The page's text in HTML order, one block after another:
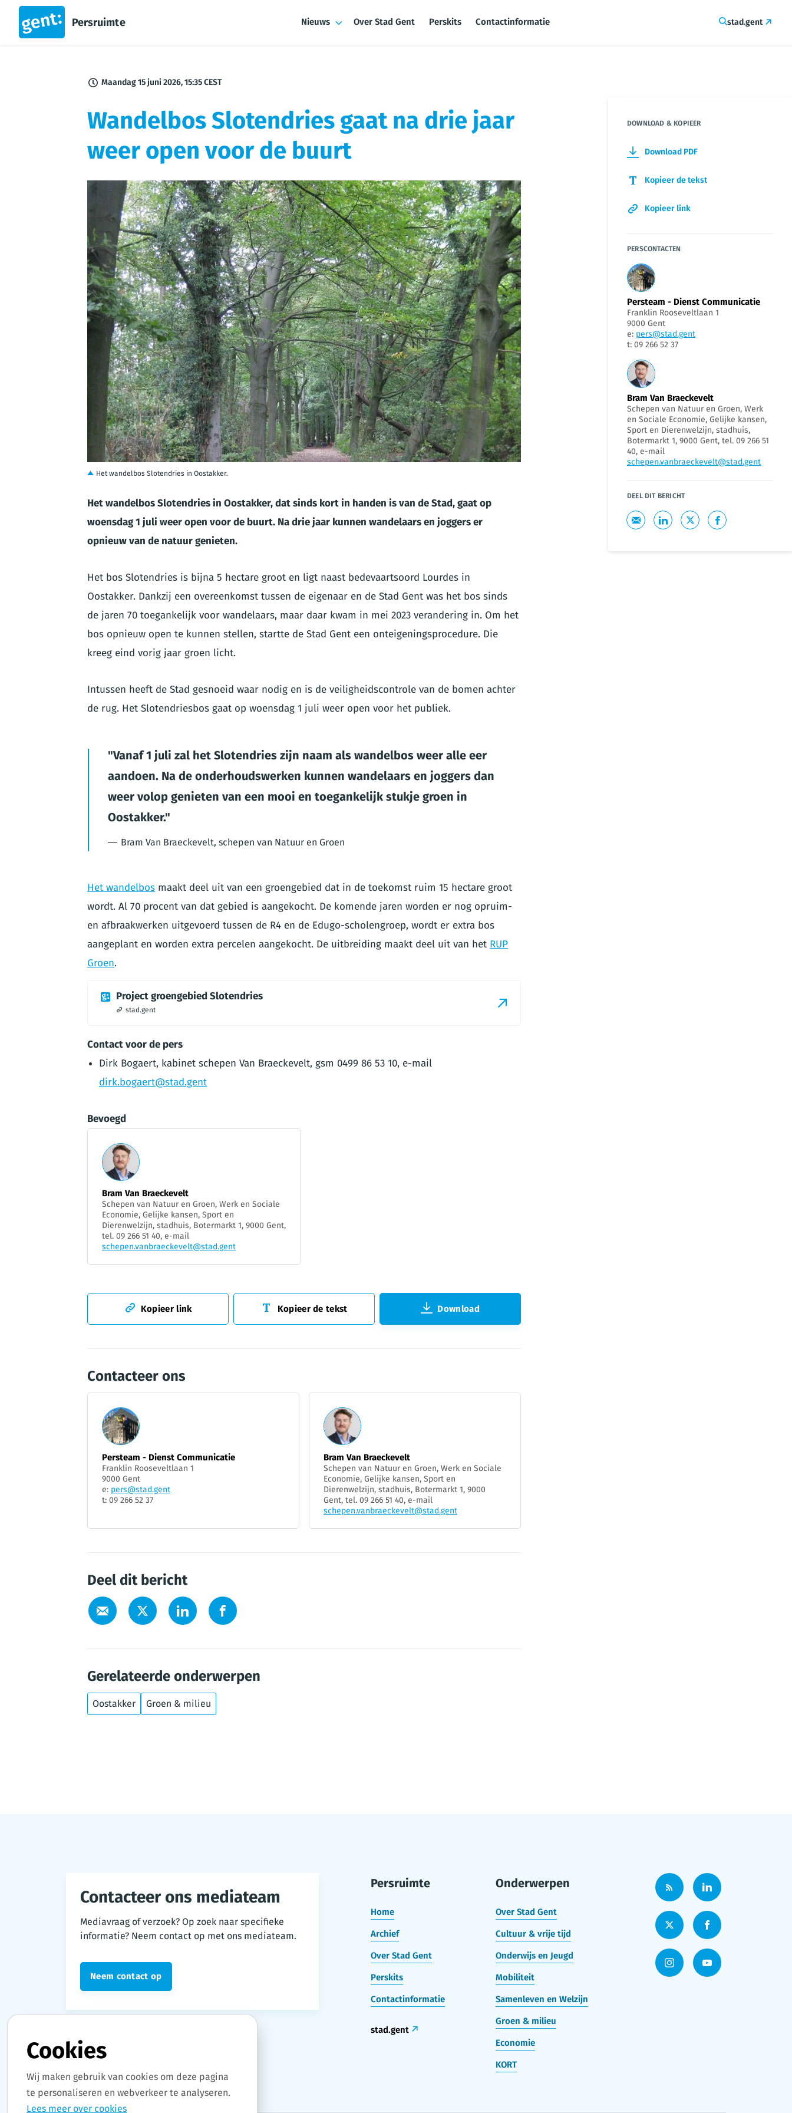
Persruimte Nieuws Over Stad Gent Perskits Contactinformatie stad.gent
Maandag 15 juni 2026, 15:35 CEST
Wandelbos Slotendries gaat na drie jaar
weer open voor de buurt
JPG
Het wandelbos Slotendries in Oostakker.
Het wandelbos Slotendries in Oostakker, dat sinds kort in handen is van de Stad,gaat op
woensdag 1 juli weer open voor de buurt. Na drie jaar kunnen wandelaars en joggers er
opnieuw van de natuur genieten.
Het bos Slotendries is bijna 5 hectare groot en ligt naast bedevaartsoord Lourdes in
Oostakker. Dankzij een overeenkomst tussen de eigenaar en de Stad Gent was het bos sinds
de jaren 70 toegankelijk voor wandelaars, maar daar kwam in mei 2023 verandering in. Om het
bos opnieuw open te kunnen stellen, startte de Stad Gent een onteigeningsprocedure. Die
kreeg eind vorig jaar groen licht.
Intussen heeft de Stad gesnoeid waar nodig en is de veiligheidscontrole van de bomen achter
de rug. Het Slotendriesbos gaat op woensdag 1 juli weer open voor het publiek.
Vanaf 1 juli zal het Slotendries zijn naam als wandelbos weer alle eer
aandoen. Na de onderhoudswerken kunnen wandelaars en joggers dan
weer volop genieten van een mooi en toegankelijk stukje groen in
Oostakker.
Bram Van Braeckevelt, schepen van Natuur en Groen
Het wandelbos maakt deel uit van een groengebied dat in de toekomst ruim 15 hectare groot
wordt. Al 70 procent van dat gebied is aangekocht. De komende jaren worden er nog opruim-
en afbraakwerken uitgevoerd tussen de R4 en de Edugo-scholengroep, wordt er extra bos
aangeplant en worden extra percelen aangekocht. De uitbreiding maakt deel uit van het RUP
Groen.
Project groengebied Slotendries
stad.gent
Contact voor de pers
Dirk Bogaert, kabinet schepen Van Braeckevelt, gsm 0499 86 53 10, e-mail
dirk.bogaert@stad.gent
Bevoegd
Bram Van Braeckevelt
Schepen van Natuur en Groen, Werk en Sociale
Economie, Gelijke kansen, Sport en
Dierenwelzijn, stadhuis, Botermarkt 1, 9000 Gent,
tel. 09 266 51 40, e-mail
schepen.vanbraeckevelt@stad.gent
Kopieer link Kopieer de tekst Download
Contacteer ons
Persteam - Dienst Communicatie
Franklin Rooseveltlaan 1
9000 Gent
e: pers@stad.gent
t: 09 266 52 37
Bram Van Braeckevelt
Schepen van Natuur en Groen, Werk en Sociale
Economie, Gelijke kansen, Sport en
Dierenwelzijn, stadhuis, Botermarkt 1, 9000
Gent, tel. 09 266 51 40, e-mail
schepen.vanbraeckevelt@stad.gent
Deel dit bericht
Gerelateerde onderwerpen
Oostakker Groen & milieu
DOWNLOAD & KOPIEER
Download PDF
Kopieer de tekst
Kopieer link
PERSCONTACTEN
Persteam - Dienst Communicatie
Franklin Rooseveltlaan 1
9000 Gent
e: pers@stad.gent
t: 09 266 52 37
Bram Van Braeckevelt
Schepen van Natuur en Groen, Werk
en Sociale Economie, Gelijke kansen,
Sport en Dierenwelzijn, stadhuis,
Botermarkt 1, 9000 Gent, tel. 09 266 51
40, e-mail
schepen.vanbraeckevelt@stad.gent
DEEL DIT BERICHT
Contacteer ons mediateam
Mediavraag of verzoek? Op zoek naar specifieke
informatie? Neem contact op met ons mediateam.
Neem contact op
Persruimte
Home
Archief
Over Stad Gent
Perskits
Contactinformatie
stad.gent
Onderwerpen
Over Stad Gent
Cultuur & vrije tijd
Onderwijs en Jeugd
Mobiliteit
Samenleven en Welzijn
Groen & milieu
Economie
KORT
Cookies
Wij maken gebruik van cookies om deze pagina
te personaliseren en webverkeer te analyseren.
Lees meer over cookies